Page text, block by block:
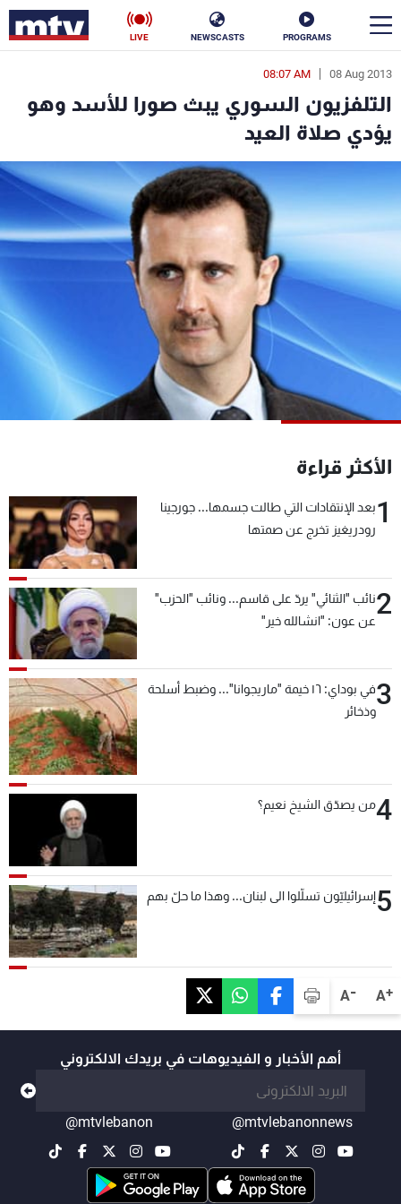
PROGRAMS
NEWSCASTS
LIVE
A+
A-
08 Aug 2013
08:07 AM
التلفزيون السوري يبث صورا للأسد وهو
يؤدي صلاة العيد
الأكثر قراءة
1بعد الإنتقادات التي طالت جسمها... جورجينا
رودريغيز تخرج عن صمتها
2نائب "الثنائي" يردّ على قاسم... ونائب "الحزب"
عن عون: "انشالله خير"
3
في بوداي: ١٦ خيمة "ماريجوانا"... وضبط أسلحة
وذخائر
4من يصدّق الشيخ نعيم؟
5إسرائيليّون تسلّلوا الى لبنان... وهذا ما حلّ بهم
أهم الأخبار و الفيديوهات في بريدك الالكتروني
@mtvlebanonnews
@mtvlebanon
en
الأخبار
سياسة ناس
إقتصاد فن
منوعات
كأس العالم
البرامج
جدول البرامج
شاهد البرامج
عن MTV
الإنـتـاج
لاعلاناتكم
وظائف
شروط الإسـتخدام
سياسة الخصوصية